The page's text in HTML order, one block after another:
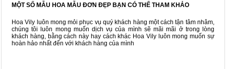
MỘT SỐ MẪU HOA MẪU ĐƠN ĐẸP BẠN CÓ THỂ THAM KHẢO
Hoa Vily luôn mong mỏi phục vụ quý khách hàng một cách tận tâm nhâm,
chúng tôi luôn mong muốn dịch vụ của mình sẽ mãi mãi ở trong lòng
khách hàng, bằng cách này hay cách khác Hoa Vily luôn mong muốn sự
hoàn hảo nhất đến với khách hàng của mình